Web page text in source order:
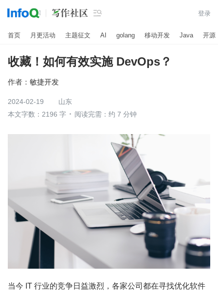
 登录
首页 月更活动 主题征文 AI golang 移动开发 Java 开源
收藏！如何有效实施 DevOps？
作者： 敏捷开发
2024-02-19
山东
本文字数：2196 字
阅读完需：约 7 分钟
当今 IT 行业的竞争日益激烈，各家公司都在寻找优化软件